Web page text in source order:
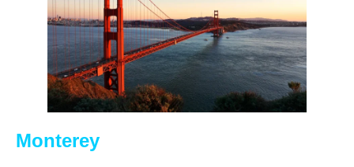
Monterey